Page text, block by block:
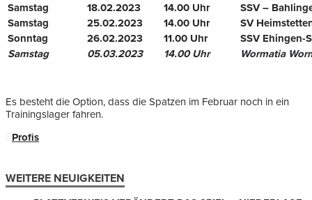
Samstag
18.02.2023 14.00 Uhr
SSV –
Samstag
25.02.2023 14.00 Uhr
SV
Sonntag
26.02.2023 11.00 Uhr
SSV Ehingen-
Samstag
05.03.2023 14.00 Uhr Wormatia
Es besteht die Option, dass die Spatzen im Februar noch in ein
Trainingslager fahren.
Profis
WEITERE NEUIGKEITEN